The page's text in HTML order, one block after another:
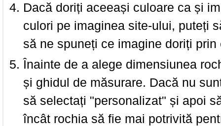
Dacă doriți aceeași culoare ca și
culori pe imaginea site-ului, puteți
să ne spuneți ce imagine doriți prin
Înainte de a alege dimensiunea
și ghidul de măsurare. Dacă nu
să selectați "personalizat" și apoi
încât rochia să fie mai potrivită